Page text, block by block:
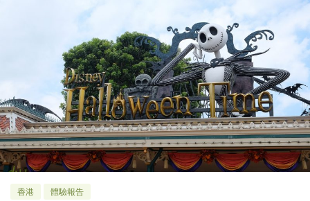
香港 體驗報告